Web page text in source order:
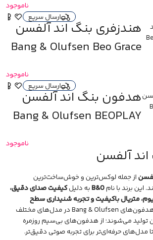
ناموجود
ارسال سریع
هندزفری بنگ اند آلفسن
مدل Beo Grace
Bang & Olufsen Beo Grace
ناموجود
ارسال سریع
هدفون بنگ اند آلفسن
مدل BEOPLAY H100
Bang & Olufsen BEOPLAY
ناموجود
آلفسن
از جمله لوکس‌ترین و خوش‌ساخت‌ترین
این برند با نامB&Oبه دلیلکیفیت صدای دقیق،
متریال باکیفیت و تجربه شنیداری سطح
هدفون‌هایBang & Olufsenدر مدل‌های مختلف
تولید می‌شوند؛ از هدفون‌های بی‌سیم روزمره
مدل‌های حرفه‌ای‌تر برای تجربه صوتی دقیق‌تر.